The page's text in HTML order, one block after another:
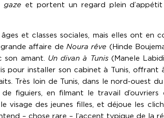
gaze et portent un regard plein d’appétit
et classes sociales, mais elles ont en
affaire de Noura rêve (Hinde
amant. Un divan à Tunis(Manele
pour installer son cabinet à Tunis, offrant
Très loin de Tunis, dans le nord-ouest
figuiers, en filmant le travail
visage des jeunes filles, et déjoue les
– chose rare – l’accent typique de la